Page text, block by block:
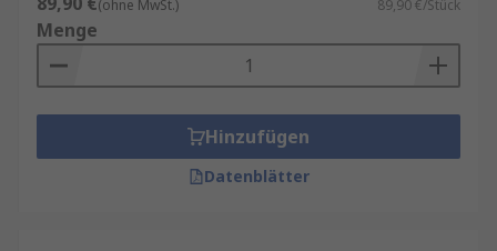
(ohne MwSt.) 89,90 €/Stück
Menge
Hinzufügen
Datenblätter